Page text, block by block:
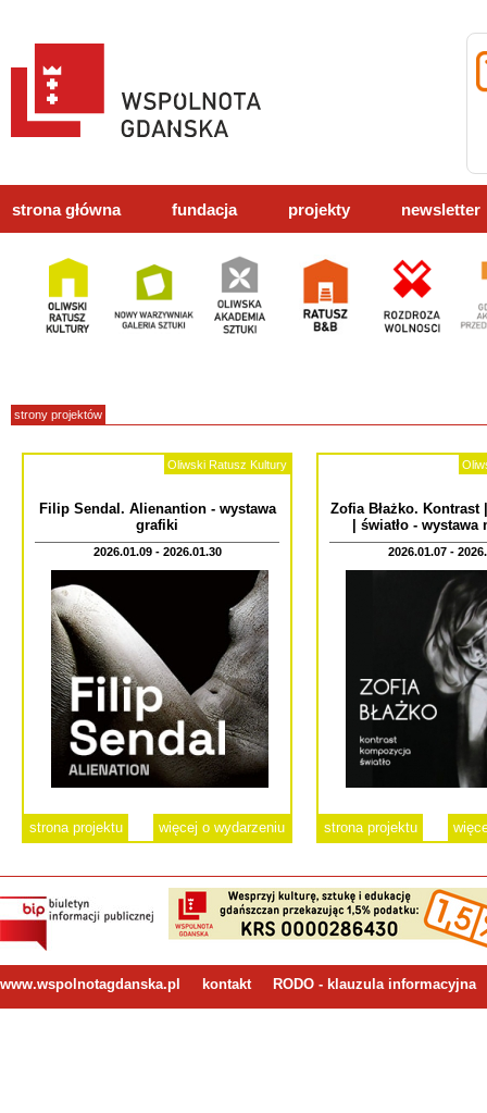
strona główna fundacja projekty newsletter
strony projektów
Oliwski Ratusz Kultury
Filip Sendal. Alienantion - wystawa
grafiki
2026.01.09 - 2026.01.30
strona projektu więcej o wydarzeniu
Zofia Błażko. Kontrast
| światło - wystawa
2026.01.07 -
strona projektu
www.wspolnotagdanska.pl kontakt RODO - klauzula informacyjna